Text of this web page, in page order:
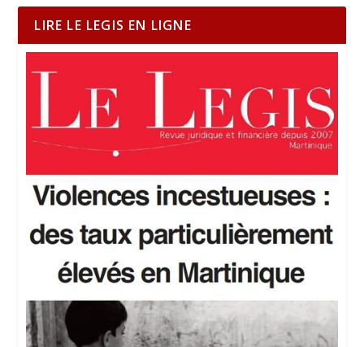
LIRE LE LEGIS EN LIGNE